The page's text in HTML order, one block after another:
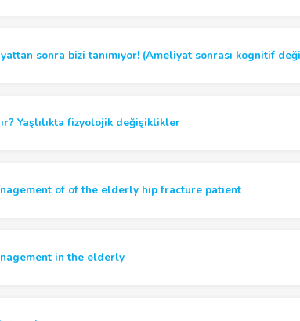
sonra bizi tanımıyor! (Ameliyat sonrası kognitif
Yaşlılıkta fizyolojik değişiklikler
of of the elderly hip fracture patient
in the elderly